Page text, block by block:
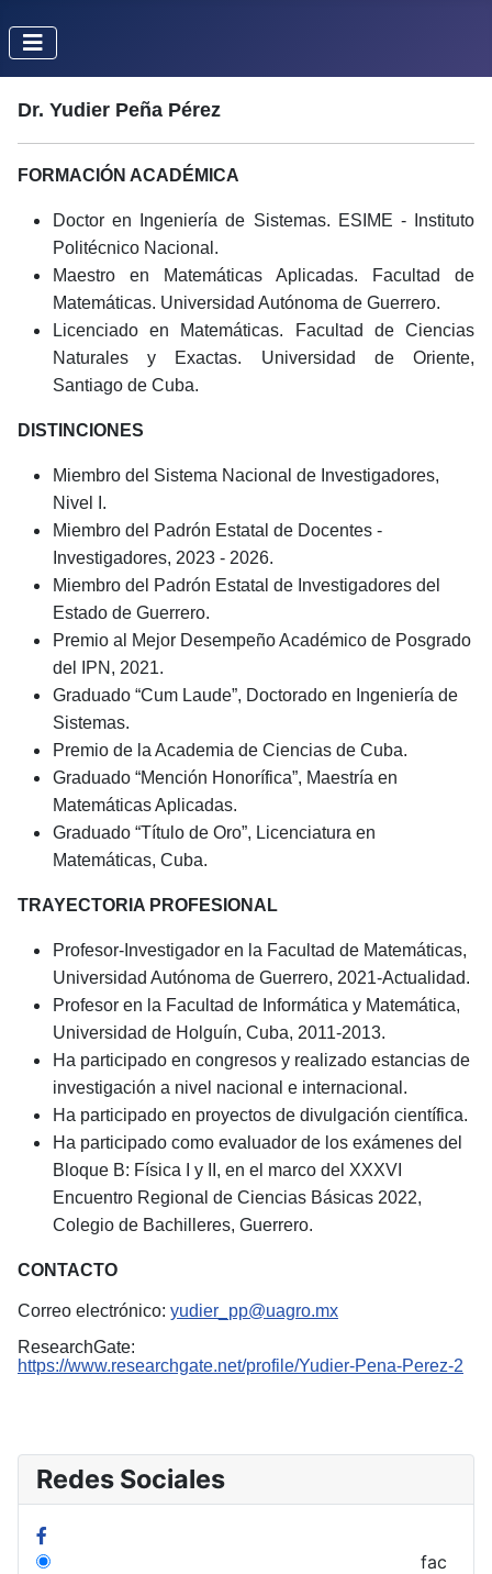
Dr. Yudier Peña Pérez
FORMACIÓN ACADÉMICA
Doctor en Ingeniería de Sistemas. ESIME - Instituto
Politécnico Nacional.
Maestro en Matemáticas Aplicadas. Facultad de
Matemáticas. Universidad Autónoma de Guerrero.
Licenciado en Matemáticas. Facultad de Ciencias
Naturales y Exactas. Universidad de Oriente,
Santiago de Cuba.
DISTINCIONES
Miembro del Sistema Nacional de Investigadores,
Nivel I.
Miembro del Padrón Estatal de Docentes -
Investigadores, 2023 - 2026.
Miembro del Padrón Estatal de Investigadores del
Estado de Guerrero.
Premio al Mejor Desempeño Académico de Posgrado
del IPN, 2021.
Graduado “Cum Laude”, Doctorado en Ingeniería de
Sistemas.
Premio de la Academia de Ciencias de Cuba.
Graduado “Mención Honorífica”, Maestría en
Matemáticas Aplicadas.
Graduado “Título de Oro”, Licenciatura en
Matemáticas, Cuba.
TRAYECTORIA PROFESIONAL
Profesor-Investigador en la Facultad de Matemáticas,
Universidad Autónoma de Guerrero, 2021-Actualidad.
Profesor en la Facultad de Informática y Matemática,
Universidad de Holguín, Cuba, 2011-2013.
Ha participado en congresos y realizado estancias de
investigación a nivel nacional e internacional.
Ha participado en proyectos de divulgación científica.
Ha participado como evaluador de los exámenes del
Bloque B: Física I y II, en el marco del XXXVI
Encuentro Regional de Ciencias Básicas 2022,
Colegio de Bachilleres, Guerrero.
CONTACTO
Correo electrónico: yudier_pp@uagro.mx
ResearchGate:
https://www.researchgate.net/profile/Yudier-Pena-Perez-2
Redes Sociales
fac